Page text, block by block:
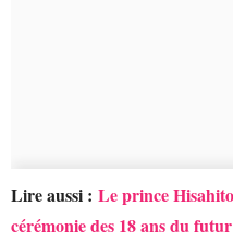
Lire aussi : Le prince
cérémonie des 18 ans du